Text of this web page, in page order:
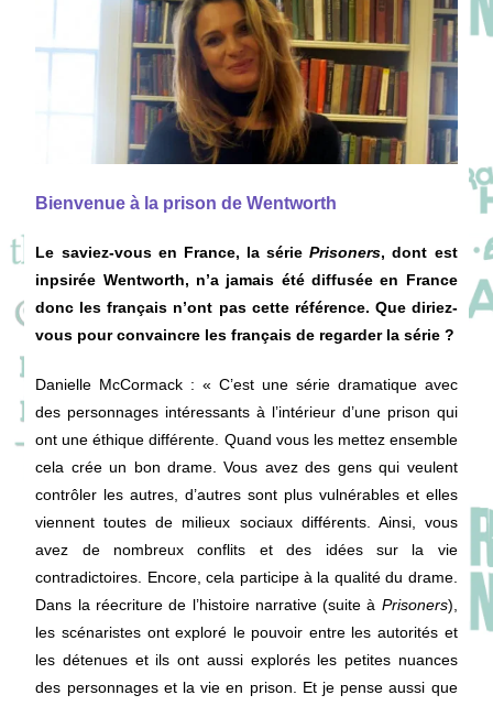
Bienvenue à la prison de Wentworth
Le saviez-vous en France, la sériePrisoners, dont est
inpsirée Wentworth, n’a jamais été diffusée en France
donc les français n’ont pas cette référence. Que diriez-
vous pour convaincre les français de regarder la série ?
Danielle McCormack : « C’est une série dramatique avec
des personnages intéressants à l’intérieur d’une prison qui
ont une éthique différente. Quand vous les mettez ensemble
cela crée un bon drame. Vous avez des gens qui veulent
contrôler les autres, d’autres sont plus vulnérables et elles
viennent toutes de milieux sociaux différents. Ainsi, vous
avez de nombreux conflits et des idées sur la vie
contradictoires. Encore, cela participe à la qualité du drame.
Dans la réecriture de l’histoire narrative (suite à Prisoners),
les scénaristes ont exploré le pouvoir entre les autorités et
les détenues et ils ont aussi explorés les petites nuances
des personnages et la vie en prison. Et je pense aussi que